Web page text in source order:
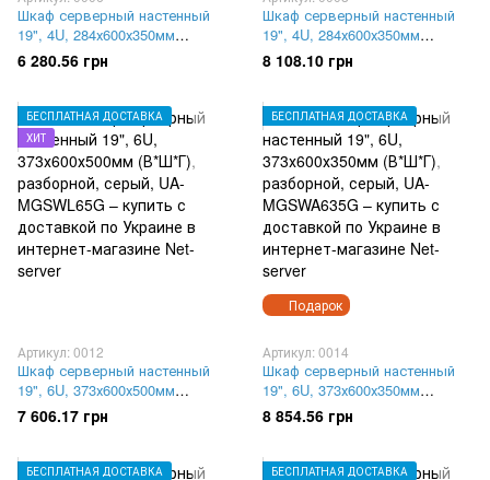
Шкаф серверный настенный
19", 4U, 284х600х350мм
(В*Ш*Г), разборной, серый,
UA-MGSWL435G
6 280.56 грн
Шкаф серверный настенный
19", 4U, 284х600х350мм
(В*Ш*Г), разборной, серый,
UA-MGSWA435G
8 108.10 грн
БЕСПЛАТНАЯ ДОСТАВКА
ХИТ
Артикул: 0012
Шкаф серверный настенный
19", 6U, 373х600х500мм
(В*Ш*Г), разборной, серый,
UA-MGSWL65G
7 606.17 грн
Подарок
БЕСПЛАТНАЯ ДОСТАВКА
Артикул: 0014
Шкаф серверный настенный
19", 6U, 373х600х350мм
(В*Ш*Г), разборной, серый,
UA-MGSWA635G
8 854.56 грн
БЕСПЛАТНАЯ ДОСТАВКА БЕСПЛАТНАЯ ДОСТАВКА